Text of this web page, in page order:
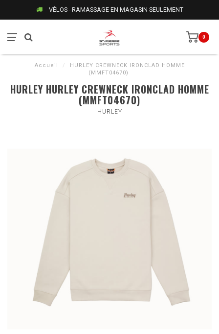
VÉLOS - RAMASSAGE EN MAGASIN SEULEMENT
0
Accueil /
HURLEY CREWNECK IRONCLAD HOMME
(MMFT04670)
HURLEY HURLEY CREWNECK IRONCLAD HOMME
(MMFT04670)
HURLEY